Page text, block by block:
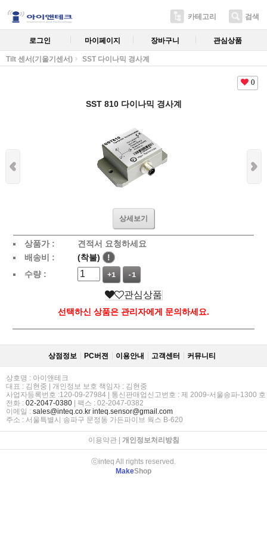
카테고리 검색
로그인 마이페이지 장바구니 관심상품
Tilt 센서(기울기센서) SST 다이나믹 경사계
0
SST 810 다이나믹 경사계
상세보기
상품가 :
견적서 요청하세요
배송비 :
(착불)
!
수량 :
+1 -1
관심상품
선택하신 상품은 관리자에게 문의하세요.
상점정보 PC버젼 이용안내 고객센터 커뮤니티
상호명 : 아이앤테크
대표 : 김현중 | 개인정보 보호 책임자 : 김현중
사업자등록번호 :120-09-27984 | 통신판매업신고번호 : 제 2009-서울송파-1300 호
전화 : 02-2047-0380 | 팩스 : 02-2047-0382
이메일 : sales@inteq.co.kr inteq.sensor@gmail.com
주소 : 서울특별시 송파구 문정동 가든파이브 웍스 B-620
이용약관| 개인정보처리방침
ⓒinteq All rights reserved.
MakeShop